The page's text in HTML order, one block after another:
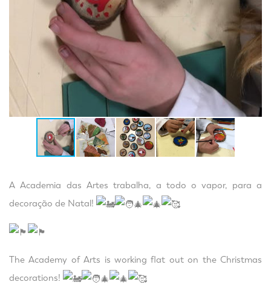
A Academia das Artes trabalha, a todo o vapor, para a
decoração de Natal!
The Academy of Arts is working flat out on the Christmas
decorations!